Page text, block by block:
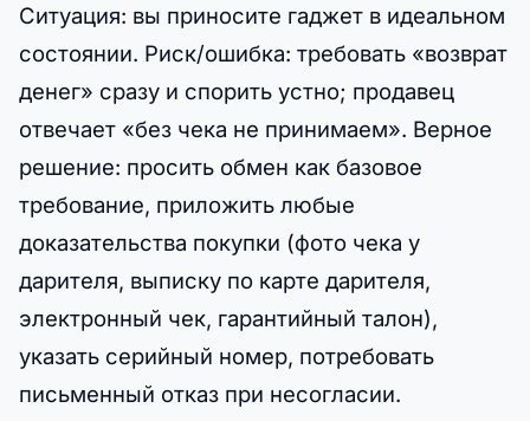
Ситуация: вы приносите гаджет в идеальном
состоянии. Риск/ошибка: требовать «возврат
денег» сразу и спорить устно; продавец
отвечает «без чека не принимаем». Верное
решение: просить обмен как базовое
требование, приложить любые
доказательства покупки (фото чека у
дарителя, выписку по карте дарителя,
электронный чек, гарантийный талон),
указать серийный номер, потребовать
письменный отказ при несогласии.